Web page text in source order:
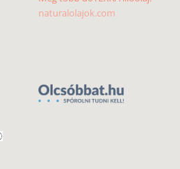
naturalolajok.com